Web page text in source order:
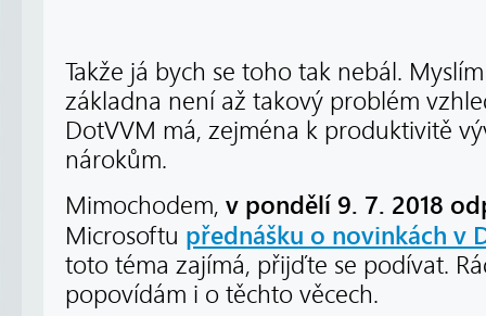
Takže já bych se toho tak nebál.
základna není až takový problém
DotVVM má, zejména k produktivitě
nárokům.
Mimochodem, v pondělí 9. 7. 2018
Microsoftu přednášku o novinkách v
toto téma zajímá, přijďte se podívat.
popovídám i o těchto věcech.